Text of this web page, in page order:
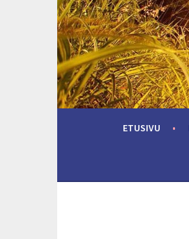
Skip
to
content
ETUSIVU